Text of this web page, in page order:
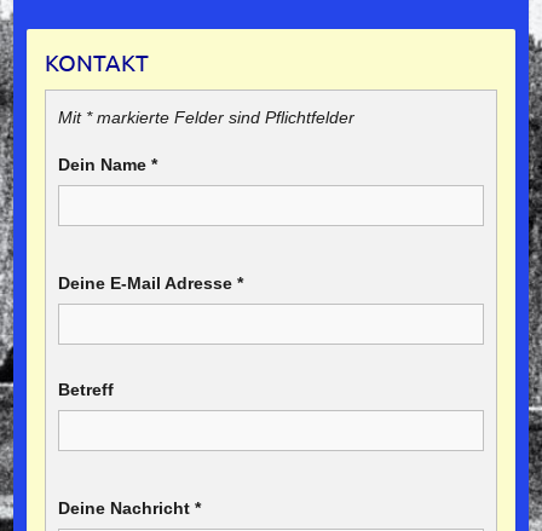
KONTAKT
Mit * markierte Felder sind Pflichtfelder
Dein Name *
Deine E-Mail Adresse *
Betreff
Deine Nachricht *